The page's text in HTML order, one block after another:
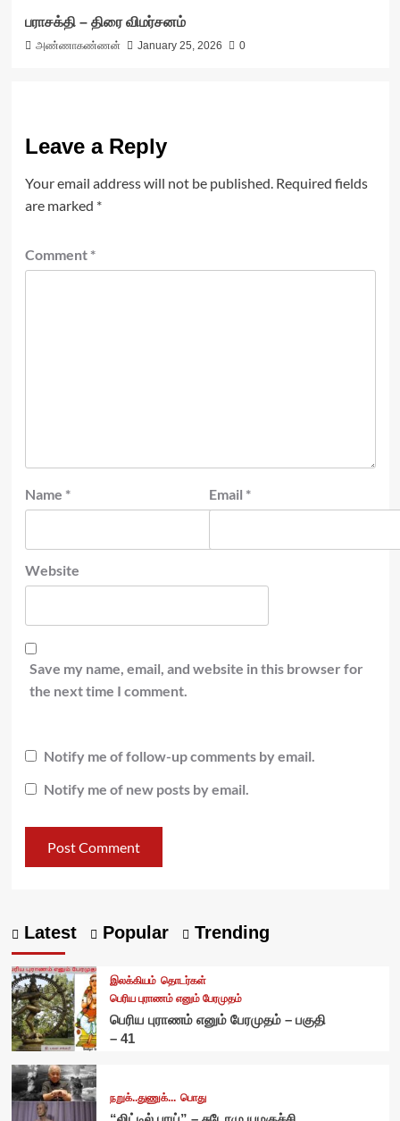
பராசக்தி – திரை விமர்சனம்
அண்ணாகண்ணன் January 25, 2026 0
Leave a Reply
Your email address will not be published. Required fields
are marked *
Comment *
Name * Email *
Website
Save my name, email, and website in this browser for
the next time I comment.
Notify me of follow-up comments by email.
Notify me of new posts by email.
Latest Popular Trending
இலக்கியம் தொடர்கள்
பெரிய புராணம் எனும் பேரமுதம்
பெரிய புராணம் எனும் பேரமுதம் – பகுதி
– 41
நறுக்..துணுக்... பொது